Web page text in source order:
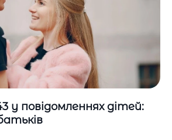
у повідомленнях дітей: